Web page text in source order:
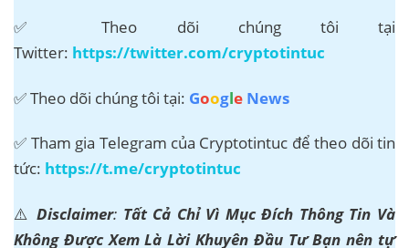
✅ Theo dõi chúng tôi tại
Twitter: https://twitter.com/cryptotintuc
✅ Theo dõi chúng tôi tại: Google News
✅ Tham gia Telegram của Cryptotintuc để theo dõi tin
tức: https://t.me/cryptotintuc
⚠️Disclaimer: Tất Cả Chỉ Vì Mục Đích Thông Tin Và
Không Được Xem Là Lời Khuyên Đầu Tư Bạn nên tự